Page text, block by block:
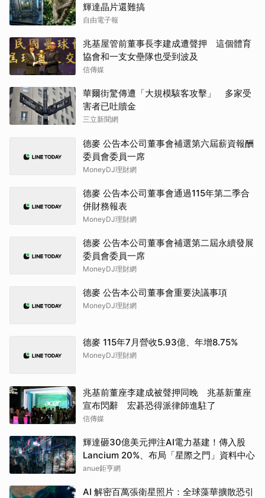
輝達晶片還難搞
自由電子報
兆基屋管前董事長李建成遭聲押 這個體育
協會和一支女壘隊也受到波及
信傳媒
華爾街驚傳遭「大規模駭客攻擊」 多家受
害者已吐贖金
三立新聞網
德麥 公告本公司董事會補選第六屆薪資報酬
委員會委員一席
MoneyDJ理財網
德麥 公告本公司董事會通過115年第二季合
併財務報表
MoneyDJ理財網
德麥 公告本公司董事會補選第二屆永續發展
委員會委員一席
MoneyDJ理財網
德麥 公告本公司董事會重要決議事項
MoneyDJ理財網
德麥 115年7月營收5.93億、年增8.75%
MoneyDJ理財網
兆基前董座李建成被聲押同晚 兆基新董座
宣布閃辭 宏碁恐得派律師進駐了
信傳媒
輝達砸30億美元押注AI電力基建！傳入股
Lancium 20%、布局「星際之門」資料中心
anue鉅亨網
AI 解密百萬張衛星照片：全球藻華擴散恐引